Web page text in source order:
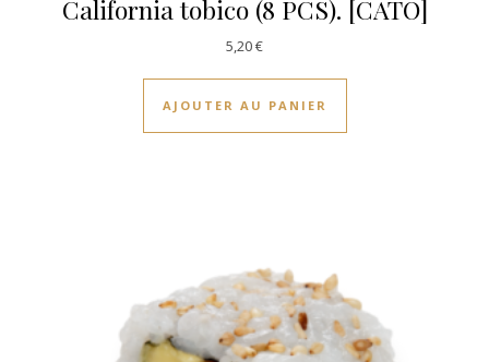
California tobico (8 PCS). [CATO]
5,20€
AJOUTER AU PANIER